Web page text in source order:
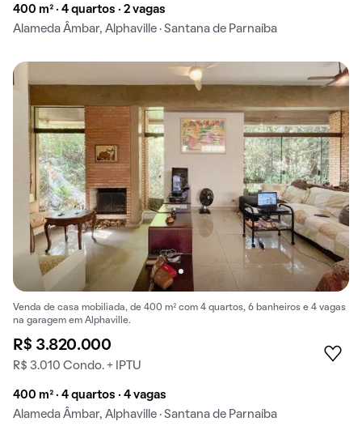
400 m² · 4 quartos · 2 vagas
Alameda Âmbar, Alphaville · Santana de Parnaíba
Venda de casa mobiliada, de 400 m² com 4 quartos, 6 banheiros e 4 vagas
na garagem em Alphaville.
R$ 3.820.000
R$ 3.010 Condo. + IPTU
400 m² · 4 quartos · 4 vagas
Alameda Âmbar, Alphaville · Santana de Parnaíba